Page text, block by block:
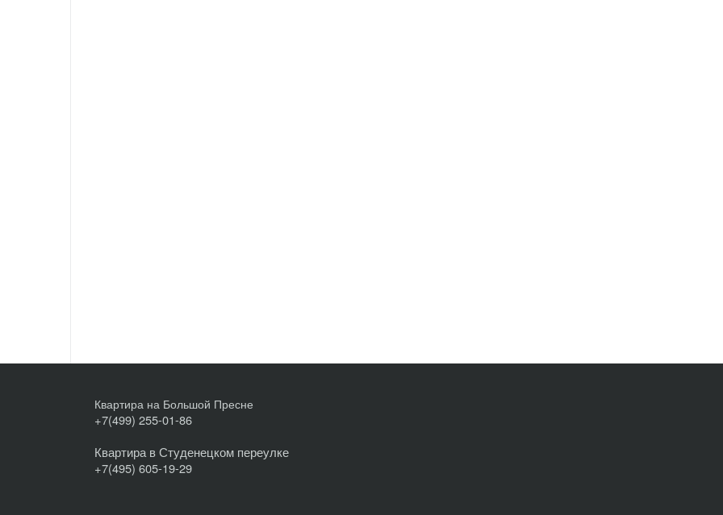
Квартира на Большой Пресне
+7(499) 255-01-86
Квартира в Студенецком переулке
+7(495) 605-19-29